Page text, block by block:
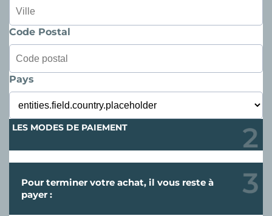
Code Postal
Pays
LES MODES DE PAIEMENT
Pour terminer votre achat, il vous reste à
payer :